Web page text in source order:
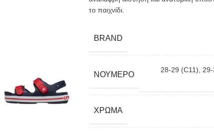
το παιχνίδι.
BRAND
ΝΟΎΜΕΡΟ
28-29 (C11)
ΧΡΏΜΑ